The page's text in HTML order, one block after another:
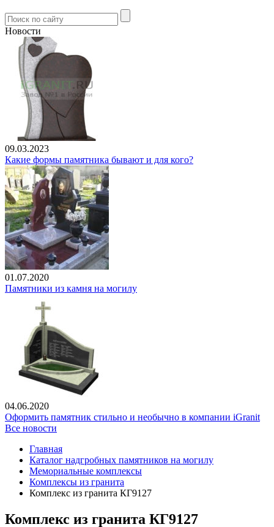
Новости
09.03.2023
Какие формы памятника бывают и для кого?
01.07.2020
Памятники из камня на могилу
04.06.2020
Оформить памятник стильно и необычно в компании iGranit
Все новости
Главная
Каталог надгробных памятников на могилу
Мемориальные комплексы
Комплексы из гранита
Комплекс из гранита КГ9127
Комплекс из гранита КГ9127